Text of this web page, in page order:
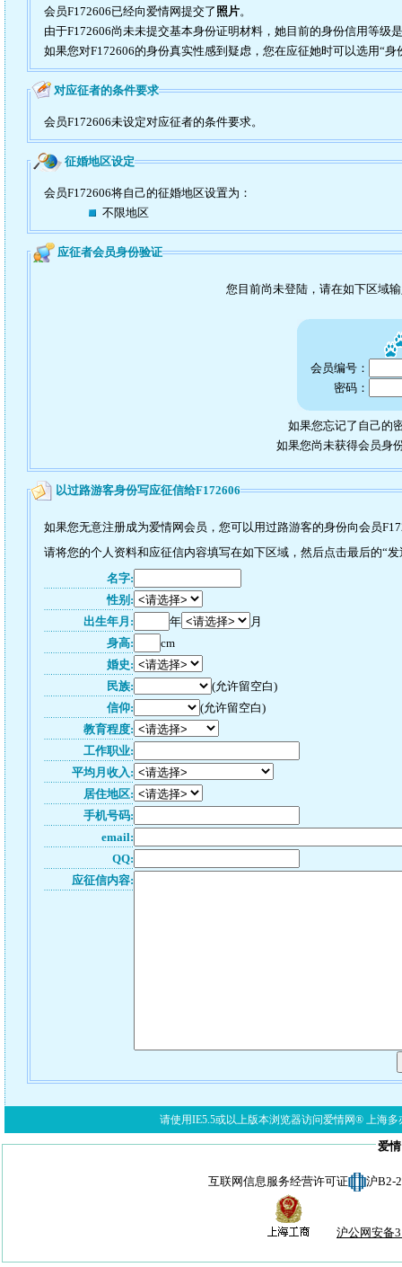
会员F172606已经向爱情网提交了 照片。
由于F172606尚未未提交基本身份证明材料，她目前的身份信用等级
如果您对F172606的身份真实性感到疑虑，您在应征她时可以选用“身
对应征者的条件要求
会员F172606未设定对应征者的条件要求。
征婚地区设定
会员F172606将自己的征婚地区设置为：
不限地区
应征者会员身份验证
您目前尚未登陆，请在如下区域
会员编号：
密码：
如果您忘记了自己的
如果您尚未获得会员身
以过路游客身份写应征信给F172606
如果您无意注册成为爱情网会员，您可以用过路游客的身份向会员
请将您的个人资料和应征信内容填写在如下区域，然后点击最后的“
名字:
性别:
出生年月:
年
月
身高:
cm
婚史:
民族:
(允许留空白)
信仰:
(允许留空白)
教育程度:
工作职业:
平均月收入:
居住地区:
手机号码:
email:
QQ:
应征信内容:
请使用IE5.5或以上版本浏览器访问爱情网® 上海多
爱
互联网信息服务经营许可证 沪B2-
沪公网安备